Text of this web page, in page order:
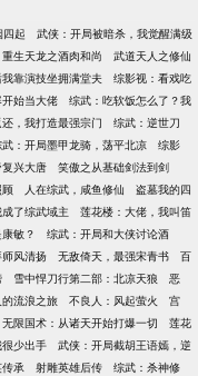
起
武侠：开局被暗杀，我觉醒满级
重生天龙之酒肉和尚
武道天人之修仙
靠演技坐拥满堂夫
综影视：看戏吃
始当大佬
综武：吃软饭怎么了？我
，我打造最强宗门
综武：逆世刀
：开局墨甲龙骑，荡平北凉
综影
兴大唐
笑傲之从基础剑法到剑
人在综武，咸鱼修仙
盗墓我的四
了综武域主
莲花楼：大佬，我叫笛
敏？
综武：开局和大侠讨论酒
风清扬 无敌倚天，最强宋青书
百
雪中悍刀行第二部：北凉天狼
恶
流浪之旅 不良人：风起萤火
宫
无限国术：从诸天开始打爆一切
莲花
少出手
武侠：开局截胡王语嫣，逆
承 射雕英雄后传
综武：杀神修